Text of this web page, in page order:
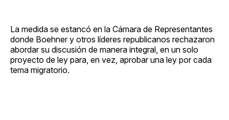
La medida se estancó en la Cámara de Representantes
donde Boehner y otros líderes republicanos rechazaron
abordar su discusión de manera integral, en un solo
proyecto de ley para, en vez, aprobar una ley por cada
tema migratorio.